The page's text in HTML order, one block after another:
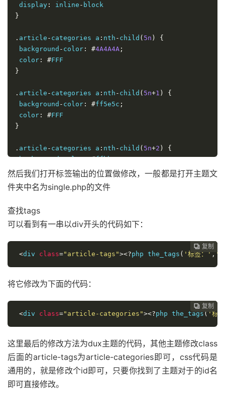
display : inline -
}
. article - categories a : nth - child ( 5n )
{
background - color : #4A4A4A ;
color : #
}
. article - categories a : nth - child ( 5n+1 )
{
background - color : #ff5e5c ;
color : #
}
. article - categories a : nth - child ( 5n+2 )
{
background-color: #ffbb50;
color: #
background
color : #
article-categories a :nth child( 5n+4) {
background-color: #19B5FE;
color: #
article -categories a :hover {
}
.article-title {
position:
margin - bottom
然后我们打开标签输出的位置做修改，一般都是打开主题文
件夹中名为single.php的文件
查找tags
可以看到有一串以div开头的代码如下：
 复制
 复制
 复制
 复制
<div class="article-tags"><?php the_tags ( '标签：' , ''
将它修改为下面的代码：
 复制
 复制
 复制
<div class="article-categories"><?php the_tags ( '标
这里最后的修改方法为dux主题的代码，其他主题修改class
后面的article-tags为article-categories即可，css代码是
通用的，就是修改个id即可，只要你找到了主题对于的id名
即可直接修改。